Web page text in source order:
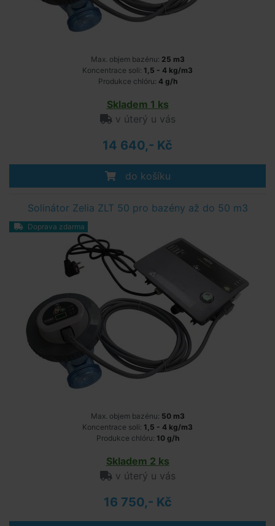
Max. objem bazénu: 25 m3
Koncentrace soli: 1,5 - 4 kg/m3
Produkce chlóru: 4 g/h
Skladem 1 ks
v úterý u vás
14 640,- Kč
do košíku
Solinátor Zelia ZLT 50 pro bazény až do 50 m3
Doprava zdarma
Max. objem bazénu: 50 m3
Koncentrace soli: 1,5 - 4 kg/m3
Produkce chlóru: 10 g/h
Skladem 2 ks
v úterý u vás
16 750,- Kč